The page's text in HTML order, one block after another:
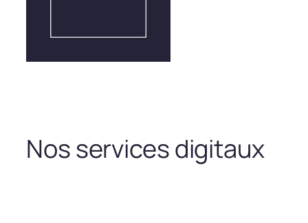
Nos services digitaux